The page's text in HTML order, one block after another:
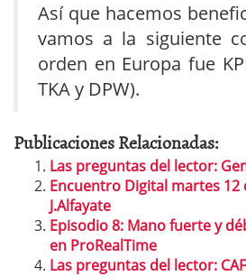
Así que hacemos
vamos a la siguiente
orden en Europa fue
TKA y DPW).
Publicaciones Relacionadas:
Las preguntas del lector:
Encuentro Digital martes
J.Alfayate
Episodio 8: Mano fuerte y
en ProRealTime
Las preguntas del lector: